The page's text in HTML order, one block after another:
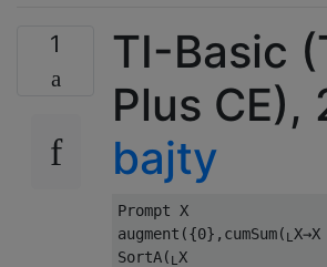
1
TI-Basic
Plus CE),
bajty
Prompt X
augment({0},cumSum(
X→X
SortA(
X